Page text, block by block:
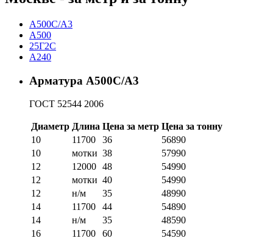
A500C/А3
A500
25Г2С
А240
Арматура А500С/А3
ГОСТ 52544 2006
Диаметр Длина Цена за метр Цена за тонну
10
11700 36
56890
10
мотки 38
57990
12
12000 48
54990
12
мотки 40
54990
12
н/м 35
48990
14
11700 44
54890
14
н/м 35
48590
16
11700 60
54590